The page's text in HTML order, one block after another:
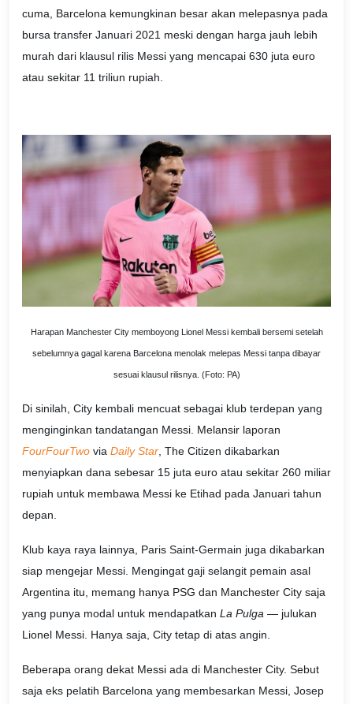
cuma, Barcelona kemungkinan besar akan melepasnya pada
bursa transfer Januari 2021 meski dengan harga jauh lebih
murah dari klausul rilis Messi yang mencapai 630 juta euro
atau sekitar 11 triliun rupiah.
Harapan Manchester City memboyong Lionel Messi kembali bersemi setelah
sebelumnya gagal karena Barcelona menolak melepas Messi tanpa dibayar
sesuai klausul rilisnya. (Foto: PA)
Di sinilah, City kembali mencuat sebagai klub terdepan yang
menginginkan tandatangan Messi. Melansir laporan
FourFourTwo via Daily Star, The Citizen dikabarkan
menyiapkan dana sebesar 15 juta euro atau sekitar 260 miliar
rupiah untuk membawa Messi ke Etihad pada Januari tahun
depan.
Klub kaya raya lainnya, Paris Saint-Germain juga dikabarkan
siap mengejar Messi. Mengingat gaji selangit pemain asal
Argentina itu, memang hanya PSG dan Manchester City saja
yang punya modal untuk mendapatkan La Pulga — julukan
Lionel Messi. Hanya saja, City tetap di atas angin.
Beberapa orang dekat Messi ada di Manchester City. Sebut
saja eks pelatih Barcelona yang membesarkan Messi, Josep